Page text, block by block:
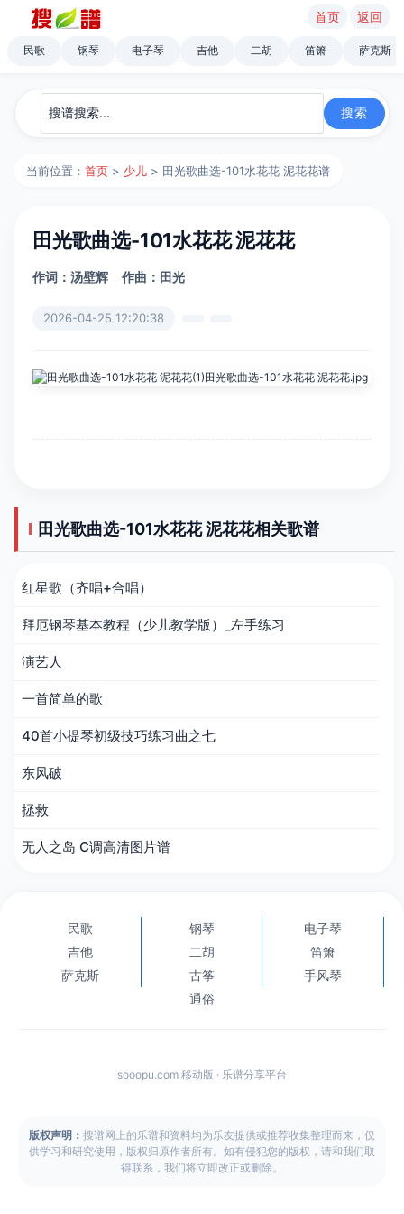
首页 返回
民歌 钢琴 电子琴 吉他 二胡 笛箫 萨克斯
当前位置：首页 > 少儿 > 田光歌曲选-101水花花 泥花花谱
田光歌曲选-101水花花 泥花花
作词：汤壁辉 作曲：田光
2026-04-25 12:20:38
田光歌曲选-101水花花 泥花花相关歌谱
红星歌（齐唱+合唱）
拜厄钢琴基本教程（少儿教学版）_左手练习
演艺人
一首简单的歌
40首小提琴初级技巧练习曲之七
东风破
拯救
无人之岛 C调高清图片谱
民歌 钢琴
电子琴
吉他
二胡
笛箫
萨克斯
古筝
手风琴
通俗
sooopu.com 移动版 · 乐谱分享平台
版权声明： 搜谱网上的乐谱和资料均为乐友提供或推荐收集整理而来，仅
供学习和研究使用，版权归原作者所有。如有侵犯您的版权，请和我们取
得联系，我们将立即改正或删除。